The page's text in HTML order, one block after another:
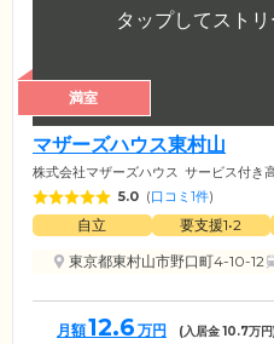
満室
マザーズハウス東村山
株式会社マザーズハウス サービス付き
5.0 (口コミ1件)
自立 要支援1•2
東京都東村山市野口町4-10-12
月額12.6 万円 (入居金10.7万